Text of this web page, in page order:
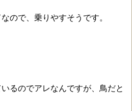
ので、乗りやすそうです。
るのでアレなんですが、鳥だと